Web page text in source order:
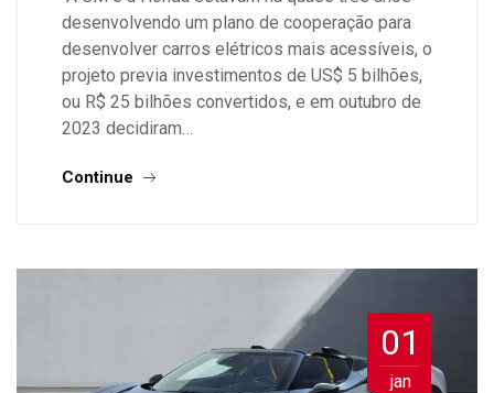
desenvolvendo um plano de cooperação para
desenvolver carros elétricos mais acessíveis, o
projeto previa investimentos de US$ 5 bilhões,
ou R$ 25 bilhões convertidos, e em outubro de
2023 decidiram…
Continue
01
jan